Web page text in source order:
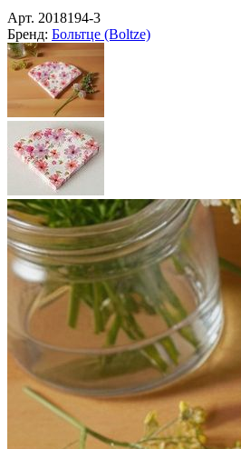
Арт. 2018194-3
Бренд: Больтце (Boltze)